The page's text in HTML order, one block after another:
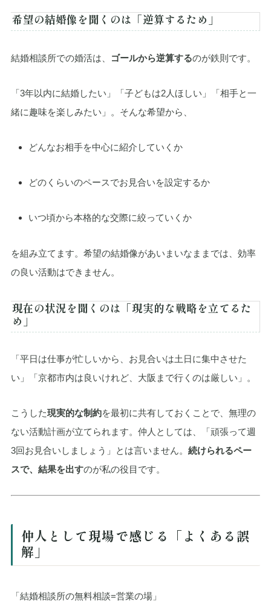
希望の結婚像を聞くのは「逆算するため」
結婚相談所での婚活は、 ゴールから逆算するのが鉄則です。
「3年以内に結婚したい」「子どもは2人ほしい」「相手と一
緒に趣味を楽しみたい」。そんな希望から、
どんなお相手を中心に紹介していくか
どのくらいのペースでお見合いを設定するか
いつ頃から本格的な交際に絞っていくか
を組み立てます。希望の結婚像があいまいなままでは、効率
の良い活動はできません。
現在の状況を聞くのは「現実的な戦略を立てるた
め」
「平日は仕事が忙しいから、お見合いは土日に集中させた
い」「京都市内は良いけれど、大阪まで行くのは厳しい」。
こうした現実的な制約を最初に共有しておくことで、無理の
ない活動計画が立てられます。仲人としては、「頑張って週
3回お見合いしましょう」とは言いません。 続けられるペー
スで、結果を出すのが私の役目です。
仲人として現場で感じる「よくある誤
解」
「結婚相談所の無料相談=営業の場」